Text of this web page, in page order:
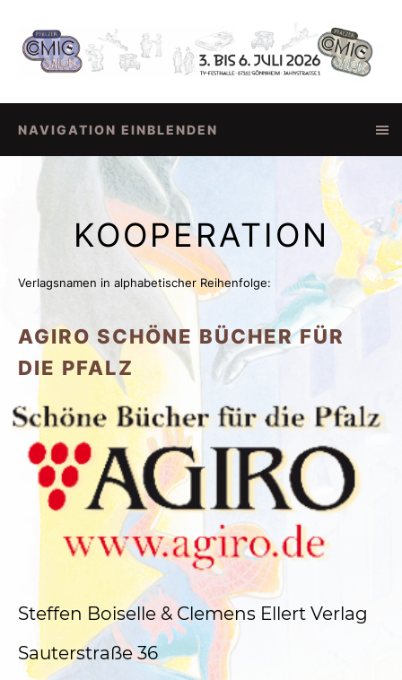
NAVIGATION EINBLENDEN
KOOPERATION
Verlagsnamen in alphabetischer Reihenfolge:
AGIRO SCHÖNE BÜCHER FÜR
DIE PFALZ
Steffen Boiselle & Clemens Ellert Verlag
Sauterstraße 36